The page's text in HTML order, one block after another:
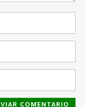
COMENTARIO